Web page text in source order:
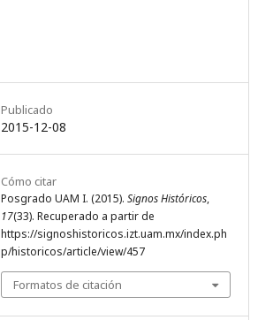
Publicado
2015-12-08
Cómo citar
Posgrado UAM I. (2015). Signos Históricos,
17(33). Recuperado a partir de
https://signoshistoricos.izt.uam.mx/index.ph
p/historicos/article/view/457
Formatos de citación